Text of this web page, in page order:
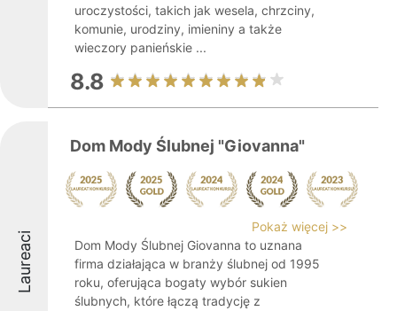
uroczystości, takich jak wesela, chrzciny,
komunie, urodziny, imieniny a także
wieczory panieńskie ...
8.8
Laureaci
Dom Mody Ślubnej "Giovanna"
Pokaż więcej >>
Dom Mody Ślubnej Giovanna to uznana
firma działająca w branży ślubnej od 1995
roku, oferująca bogaty wybór sukien
ślubnych, które łączą tradycję z